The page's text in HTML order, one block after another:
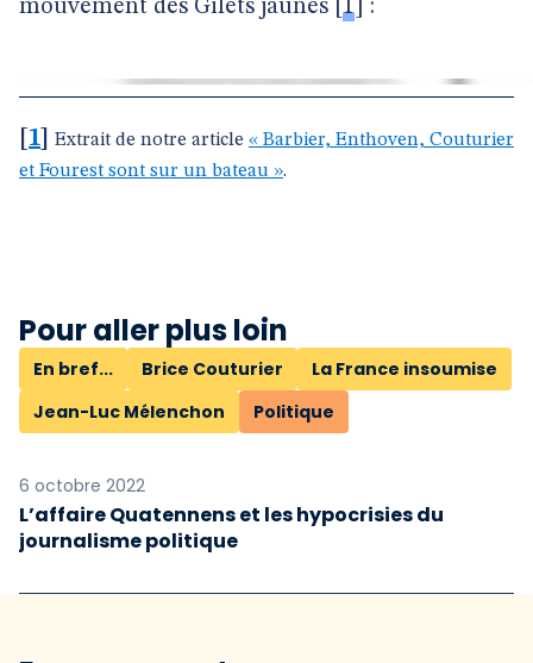
mouvement des Gilets jaunes 1 :
1 Extrait de notre article « Barbier, Enthoven, Couturier
et Fourest sont sur un bateau ».
Pour aller plus loin
En bref... Brice Couturier
La France insoumise
Jean-Luc Mélenchon
Politique
6 octobre 2022
L’affaire Quatennens et les hypocrisies du
journalisme politique